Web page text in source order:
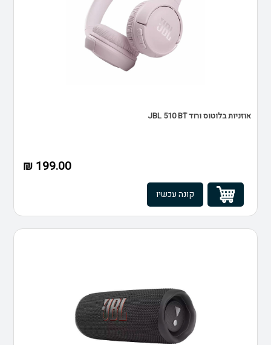
אוזניות בלוטוס ורוד JBL 510 BT
199.00 ₪
קונה עכשיו